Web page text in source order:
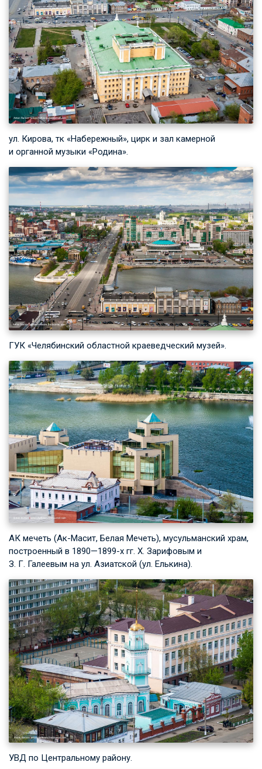
ул. Кирова, тк «Набережный», цирк и зал камерной
и органной музыки «Родина».
ГУК «Челябинский областной краеведческий музей».
АК мечеть (Ак-Масит, Белая Мечеть), мусульманский храм,
построенный в 1890—1899-х гг. Х. Зарифовым и
З. Г. Галеевым на ул. Азиатской (ул. Елькина).
УВД по Центральному району.